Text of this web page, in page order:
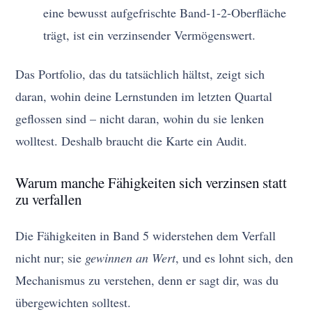
eine bewusst aufgefrischte Band-1-2-Oberfläche
trägt, ist ein verzinsender Vermögenswert.
Das Portfolio, das du tatsächlich hältst, zeigt sich
daran, wohin deine Lernstunden im letzten Quartal
geflossen sind – nicht daran, wohin du sie lenken
wolltest. Deshalb braucht die Karte ein Audit.
Warum manche Fähigkeiten sich verzinsen statt
zu verfallen
Die Fähigkeiten in Band 5 widerstehen dem Verfall
nicht nur; sie gewinnen an Wert, und es lohnt sich, den
Mechanismus zu verstehen, denn er sagt dir, was du
übergewichten solltest.